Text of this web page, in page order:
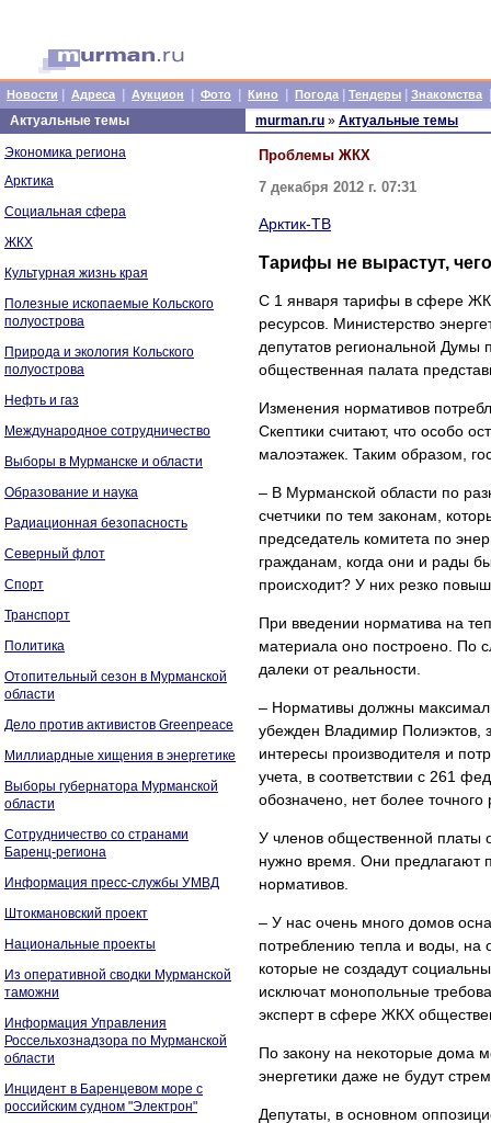
Новости Адреса Аукцион Фото Кино Погода Тендеры Знакомства
Актуальные темы
Экономика региона
Арктика
Социальная сфера
ЖКХ
Культурная жизнь края
Полезные ископаемые Кольского
полуострова
Природа и экология Кольского
полуострова
Нефть и газ
Международное сотрудничество
Выборы в Мурманске и области
Образование и наука
Радиационная безопасность
Северный флот
Спорт
Транспорт
Политика
Отопительный сезон в Мурманской
области
Дело против активистов Greenpeace
Миллиардные хищения в энергетике
Выборы губернатора Мурманской
области
Сотрудничество со странами
Баренц-региона
Информация пресс-службы УМВД
Штокмановский проект
Национальные проекты
Из оперативной сводки Мурманской
таможни
Информация Управления
Россельхознадзора по Мурманской
области
Инцидент в Баренцевом море с
российским судном "Электрон"
murman.ru » Актуальные темы
Проблемы ЖКХ
7 декабря 2012 г. 07:31
Арктик-ТВ
Тарифы не вырастут,
С 1 января тарифы в сфере
ресурсов. Министерство
депутатов региональной Думы
общественная палата
Изменения нормативов
Скептики считают, что особо
малоэтажек. Таким образом,
– В Мурманской области по
счетчики по тем законам,
председатель комитета по
гражданам, когда они и рады бы
происходит? У них резко
При введении норматива на
материала оно построено. По
далеки от реальности.
– Нормативы должны
убежден Владимир Полиэктов,
интересы производителя и
учета, в соответствии с 261
обозначено, нет более
У членов общественной платы
нужно время. Они предлагают
нормативов.
– У нас очень много домов
потреблению тепла и воды, на
которые не создадут
исключат монопольные
эксперт в сфере ЖКХ
По закону на некоторые дома
энергетики даже не будут
Депутаты, в основном